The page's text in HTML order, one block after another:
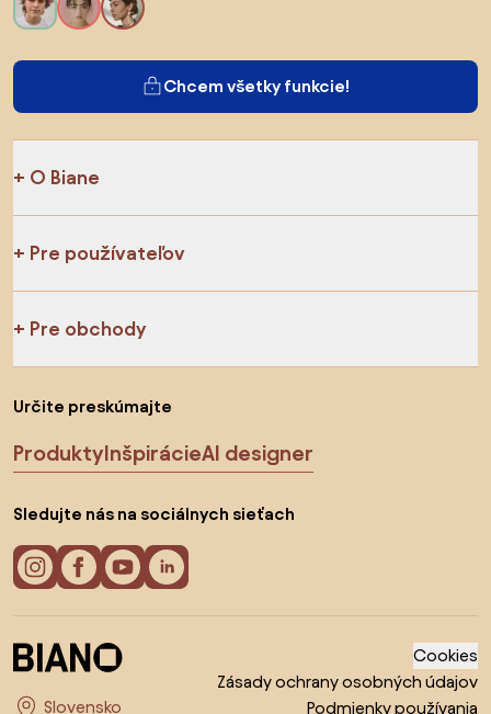
Chcem všetky funkcie!
O Biane
Pre používateľov
Pre obchody
Určite preskúmajte
ProduktyInšpirácieAI designer
Sledujte nás na sociálnych sieťach
Cookies
Zásady ochrany osobných údajov
Podmienky používania